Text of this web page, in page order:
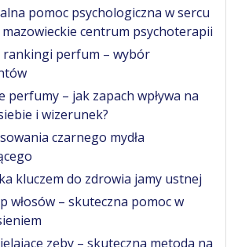
pomoc psychologiczna w sercu
centrum psychoterapii
rankingi perfum – wybór
perfumy – jak zapach wpływa na
i wizerunek?
czarnego mydła
kluczem do zdrowia jamy ustnej
włosów – skuteczna pomoc w
zęby – skuteczna metoda na